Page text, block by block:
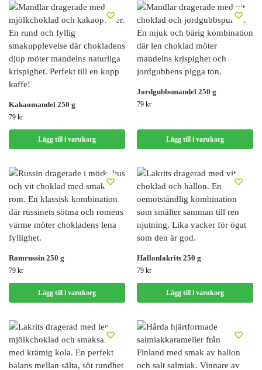
Kakaomandel 250 g
79 kr
Lägg till i varukorg
Jordgubbsmandel 250 g
79 kr
Lägg till i varukorg
Romrussin 250 g
79 kr
Lägg till i varukorg
Hallonlakrits 250 g
79 kr
Lägg till i varukorg